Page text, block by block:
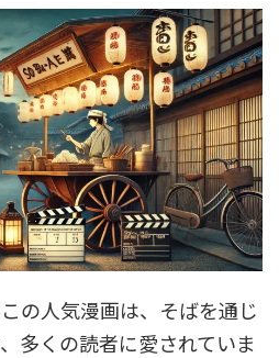
の人気漫画は、そばを通じ
多くの読者に愛されていま